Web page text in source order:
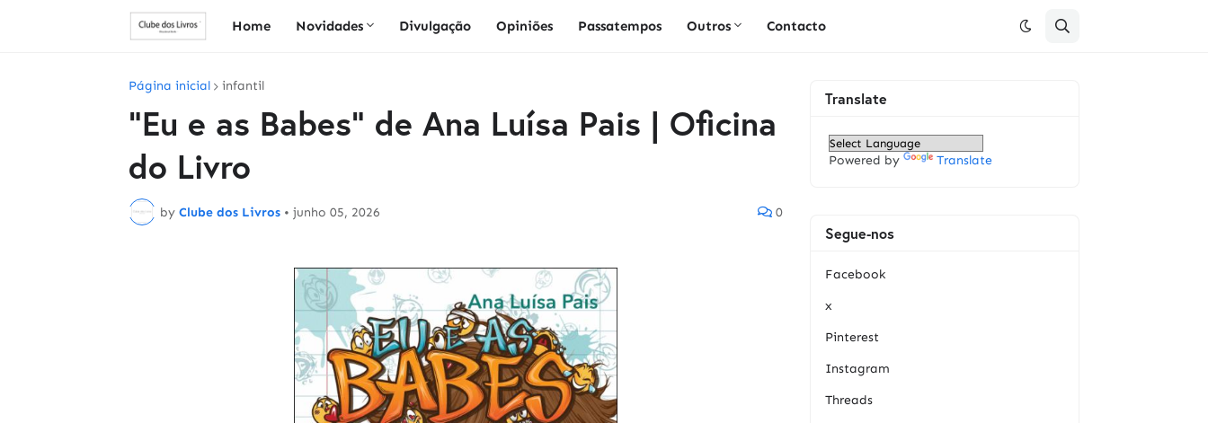
Home Novidades Divulgação Opiniões Passatempos Outros Contacto
Página inicial infantil
"Eu e as Babes" de Ana Luísa Pais | Oficina
do Livro
by Clube dos Livros • junho 05, 2026 0
Translate
Powered by Translate
Segue-nos
Facebook
x
Pinterest
Instagram
Threads